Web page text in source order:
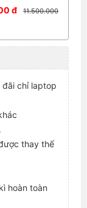
đ
11.500.000
đãi chỉ laptop
thay thế
hoàn toàn